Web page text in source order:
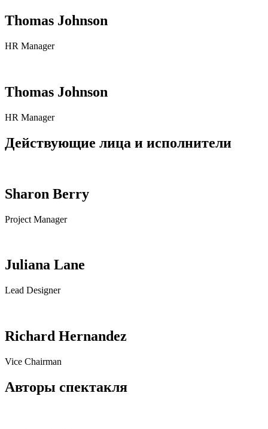
Thomas Johnson
HR Manager
Thomas Johnson
HR Manager
Действующие лица и исполнители
Sharon Berry
Project Manager
Juliana Lane
Lead Designer
Richard Hernandez
Vice Chairman
Авторы спектакля